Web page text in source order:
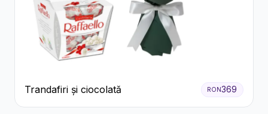
Trandafiri și ciocolată RON369